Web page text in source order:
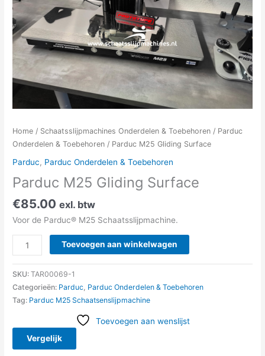
Home / Schaatsslijpmachines Onderdelen & Toebehoren / Parduc
Onderdelen & Toebehoren / Parduc M25 Gliding Surface
Parduc, Parduc Onderdelen & Toebehoren
Parduc M25 Gliding Surface
€85.00 exl. btw
Voor de Parduc® M25 Schaatsslijpmachine.
Toevoegen aan winkelwagen
SKU:TAR00069-1
Categorieën: Parduc Parduc Onderdelen & Toebehoren
Tag: Parduc M25 Schaatsenslijpmachine
Toevoegen aan wenslijst
Vergelijk